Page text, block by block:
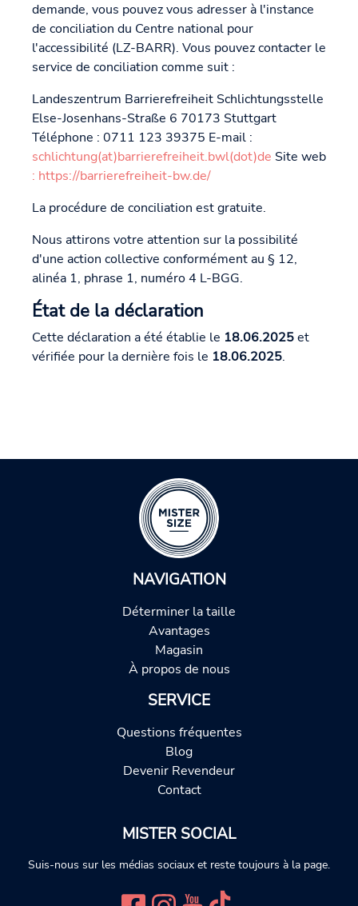
demande, vous pouvez vous adresser à l'instance
de conciliation du Centre national pour
l'accessibilité (LZ-BARR). Vous pouvez contacter le
service de conciliation comme suit :
Landeszentrum Barrierefreiheit Schlichtungsstelle
Else-Josenhans-Straße 6 70173 Stuttgart
Téléphone : 0711 123 39375 E-mail :
schlichtung(at)barrierefreiheit.bwl(dot)de Site web
: https://barrierefreiheit-bw.de/
La procédure de conciliation est gratuite.
Nous attirons votre attention sur la possibilité
d'une action collective conformément au § 12,
alinéa 1, phrase 1, numéro 4 L-BGG.
État de la déclaration
Cette déclaration a été établie le 18.06.2025et
vérifiée pour la dernière fois le 18.06.2025.
NAVIGATION
Déterminer la taille
Avantages
Magasin
À propos de nous
SERVICE
Questions fréquentes
Blog
Devenir Revendeur
Contact
MISTER SOCIAL
Suis-nous sur les médias sociaux et reste toujours à la page.